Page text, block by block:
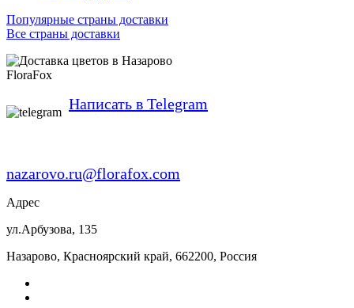
Популярные страны доставки
Все страны доставки
FloraFox
Написать в Telegram
nazarovo.ru@florafox.com
Адрес
ул.Арбузова, 135
Назарово, Красноярский край, 662200, Россия